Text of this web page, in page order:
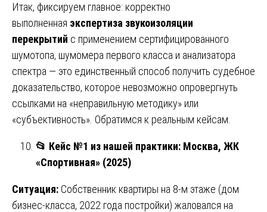
Итак, фиксируем главное: корректно
выполненная экспертиза звукоизоляции
перекрытий с применением сертифицированного
шумотопа, шумомера первого класса и анализатора
спектра — это единственный способ получить судебное
доказательство, которое невозможно опровергнуть
ссылками на «неправильную методику» или
«субъективность». Обратимся к реальным кейсам.
📂 Кейс №1 из нашей практики: Москва, ЖК
«Спортивная» (2025)
Ситуация: Собственник квартиры на 8-м этаже (дом
бизнес-класса, 2022 года постройки) жаловался на